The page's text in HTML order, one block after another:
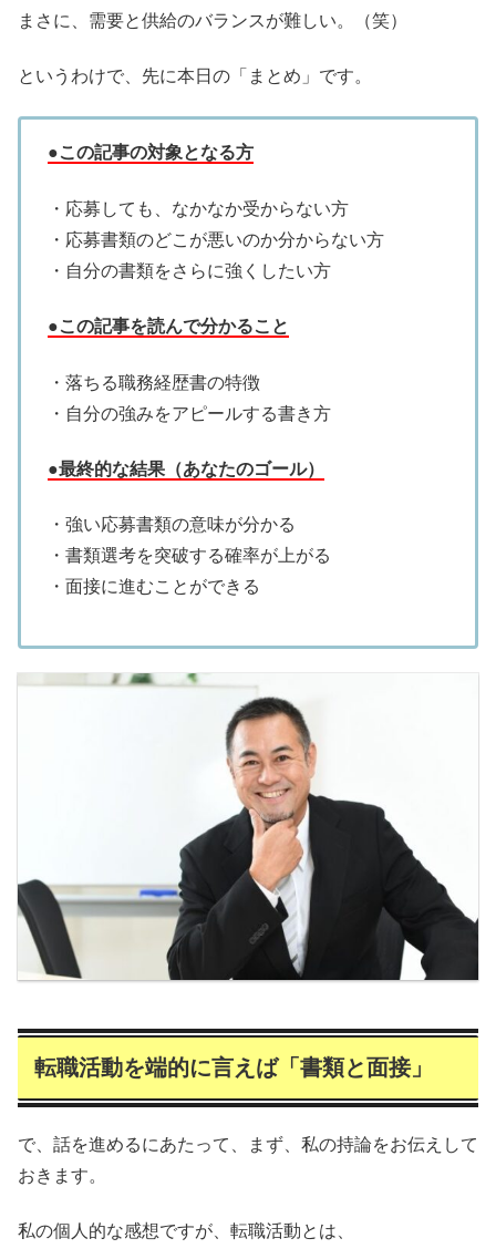
まさに、需要と供給のバランスが難しい。（笑）
というわけで、先に本日の「まとめ」です。
●この記事の対象となる方
・応募しても、なかなか受からない方
・応募書類のどこが悪いのか分からない方
・自分の書類をさらに強くしたい方
●この記事を読んで分かること
・落ちる職務経歴書の特徴
・自分の強みをアピールする書き方
●最終的な結果（あなたのゴール）
・強い応募書類の意味が分かる
・書類選考を突破する確率が上がる
・面接に進むことができる
転職活動を端的に言えば「書類と面接」
で、話を進めるにあたって、まず、私の持論をお伝えして
おきます。
私の個人的な感想ですが、転職活動とは、